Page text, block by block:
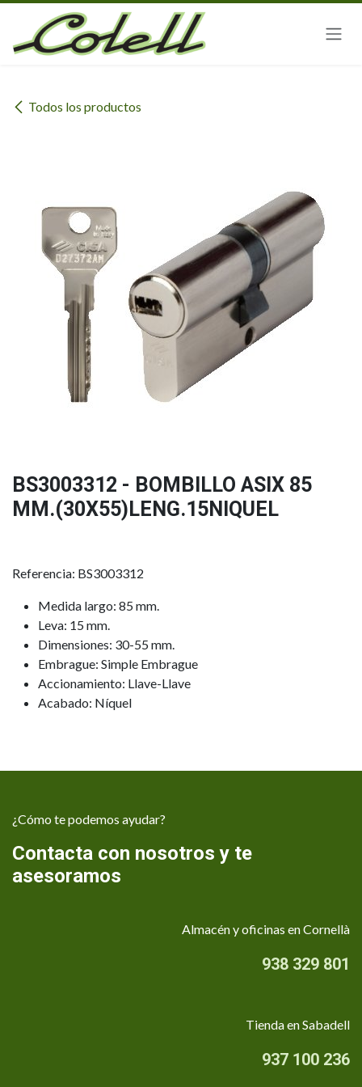
Ir al contenido
Todos los productos
BS3003312 - BOMBILLO ASIX 85
MM.(30X55)LENG.15NIQUEL
Referencia: BS3003312
Medida largo: 85 mm.
Leva: 15 mm.
Dimensiones: 30-55 mm.
Embrague: Simple Embrague
Accionamiento: Llave-Llave
Acabado: Níquel
¿Cómo te podemos ayudar?
Contacta con nosotros y te
asesoramos
Almacén y oficinas en Cornellà
938 329 801
Tienda en Sabadell
937 100 236